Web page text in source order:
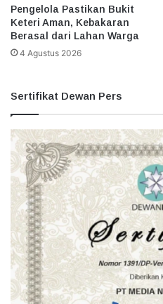
Pengelola Pastikan Bukit
Keteri Aman, Kebakaran
Berasal dari Lahan Warga
4 Agustus 2026
Sertifikat Dewan Pers